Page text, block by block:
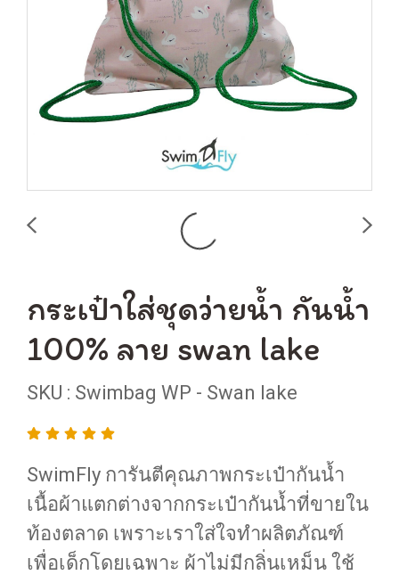
กระเป๋าใส่ชุดว่ายน้ำ กันน้ำ
100% ลาย swan lake
SKU : Swimbag WP - Swan lake
SwimFly การันตีคุณภาพกระเป๋ากันน้ำ
เนื้อผ้าแตกต่างจากกระเป๋ากันน้ำที่ขายใน
ท้องตลาด เพราะเราใส่ใจทำผลิตภัณฑ์
เพื่อเด็กโดยเฉพาะ ผ้าไม่มีกลิ่นเหม็น ใช้